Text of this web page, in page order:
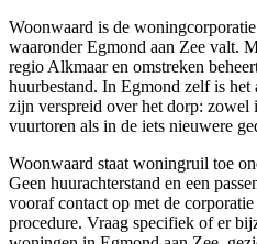
Woonwaard is de woningcorporatie
waaronder Egmond aan Zee valt.
regio Alkmaar en omstreken
huurbestand. In Egmond zelf is
zijn verspreid over het dorp: zowel
vuurtoren als in de iets nieuwere
Woonwaard staat woningruil toe
Geen huurachterstand en een
vooraf contact op met de
procedure. Vraag specifiek of er